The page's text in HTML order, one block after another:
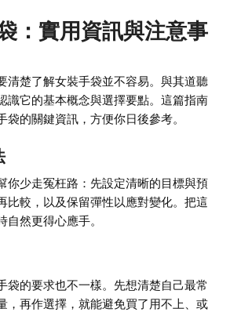
：實用資訊與注意事
清楚了解女裝手袋並不容易。與其道聽
識它的基本概念與選擇要點。這篇指南
袋的關鍵資訊，方便你日後參考。
你少走冤枉路：先設定清晰的目標與預
比較，以及保留彈性以應對變化。把這
然更得心應手。
袋的要求也不一樣。先想清楚自己最常
，再作選擇，就能避免買了用不上、或